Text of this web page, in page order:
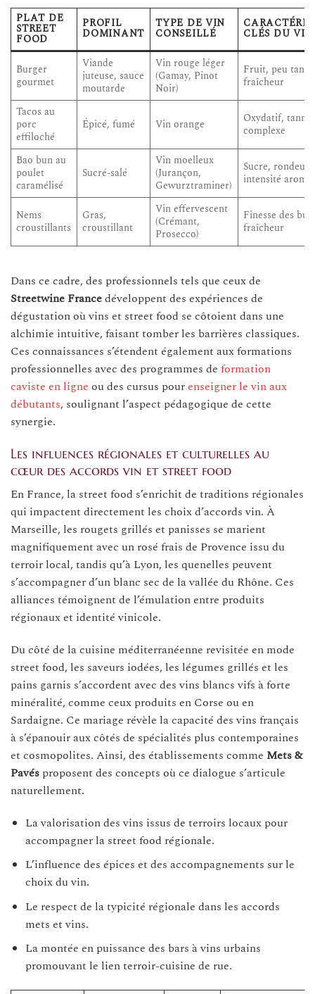
PLAT DE
STREET
FOOD
PROFIL
DOMINANT
TYPE DE VIN
CONSEILLÉ CLÉS DU VIN
Burger
gourmet
Viande
juteuse, sauce
moutarde
Vin rouge léger
(Gamay, Pinot
Noir)
Fruit, peu
fraîcheur
Tacos au
porc
effiloché
Épicé, fumé Vin orange
Oxydatif,
complexe
Bao bun au
poulet
caramélisé
Sucré-salé
Vin moelleux
(Jurançon,
Gewurztraminer)
Sucre, rondeur,
intensité
Nems
croustillants
Gras,
croustillant
Vin effervescent
(Crémant,
Prosecco)
Finesse des
fraîcheur
Dans ce cadre, des professionnels tels que ceux de
Streetwine Francedéveloppent des expériences de
dégustation où vins et street food se côtoient dans une
alchimie intuitive, faisant tomber les barrières classiques.
Ces connaissances s’étendent également aux formations
professionnelles avec des programmes de formation
caviste en ligne ou des cursus pourenseigner le vin aux
débutants, soulignant l’aspect pédagogique de cette
synergie.
Les influences régionales et culturelles au
cœur des accords vin et street food
En France, la street food s’enrichit de traditions régionales
qui impactent directement les choix d’accords vin. À
Marseille, les rougets grillés et panisses se marient
magnifiquement avec un rosé frais de Provence issu du
terroir local, tandis qu’à Lyon, les quenelles peuvent
s’accompagner d’un blanc sec de la vallée du Rhône. Ces
alliances témoignent de l’émulation entre produits
régionaux et identité vinicole.
Du côté de la cuisine méditerranéenne revisitée en mode
street food, les saveurs iodées, les légumes grillés et les
pains garnis s’accordent avec des vins blancs vifs à forte
minéralité, comme ceux produits en Corse ou en
Sardaigne. Ce mariage révèle la capacité des vins français
à s’épanouir aux côtés de spécialités plus contemporaines
et cosmopolites. Ainsi, des établissements comme Mets &
Pavés proposent des concepts où ce dialogue s’articule
naturellement.
La valorisation des vins issus de terroirs locaux pour
accompagner la street food régionale.
L’influence des épices et des accompagnements sur le
choix du vin.
Le respect de la typicité régionale dans les accords
mets et vins.
La montée en puissance des bars à vins urbains
promouvant le lien terroir-cuisine de rue.